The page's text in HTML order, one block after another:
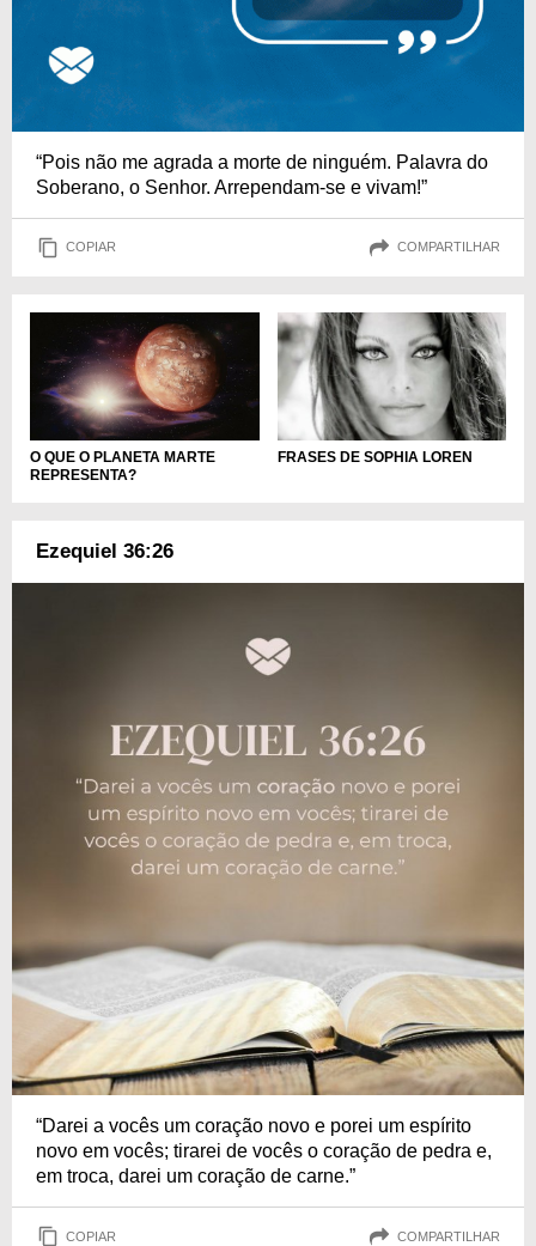
“Pois não me agrada a morte de ninguém. Palavra do
Soberano, o Senhor. Arrependam-se e vivam!”
COPIAR COMPARTILHAR
O QUE O PLANETA MARTE
REPRESENTA?
FRASES DE SOPHIA LOREN
Ezequiel 36:26
“Darei a vocês um coração novo e porei um espírito
novo em vocês; tirarei de vocês o coração de pedra e,
em troca, darei um coração de carne.”
COPIAR COMPARTILHAR